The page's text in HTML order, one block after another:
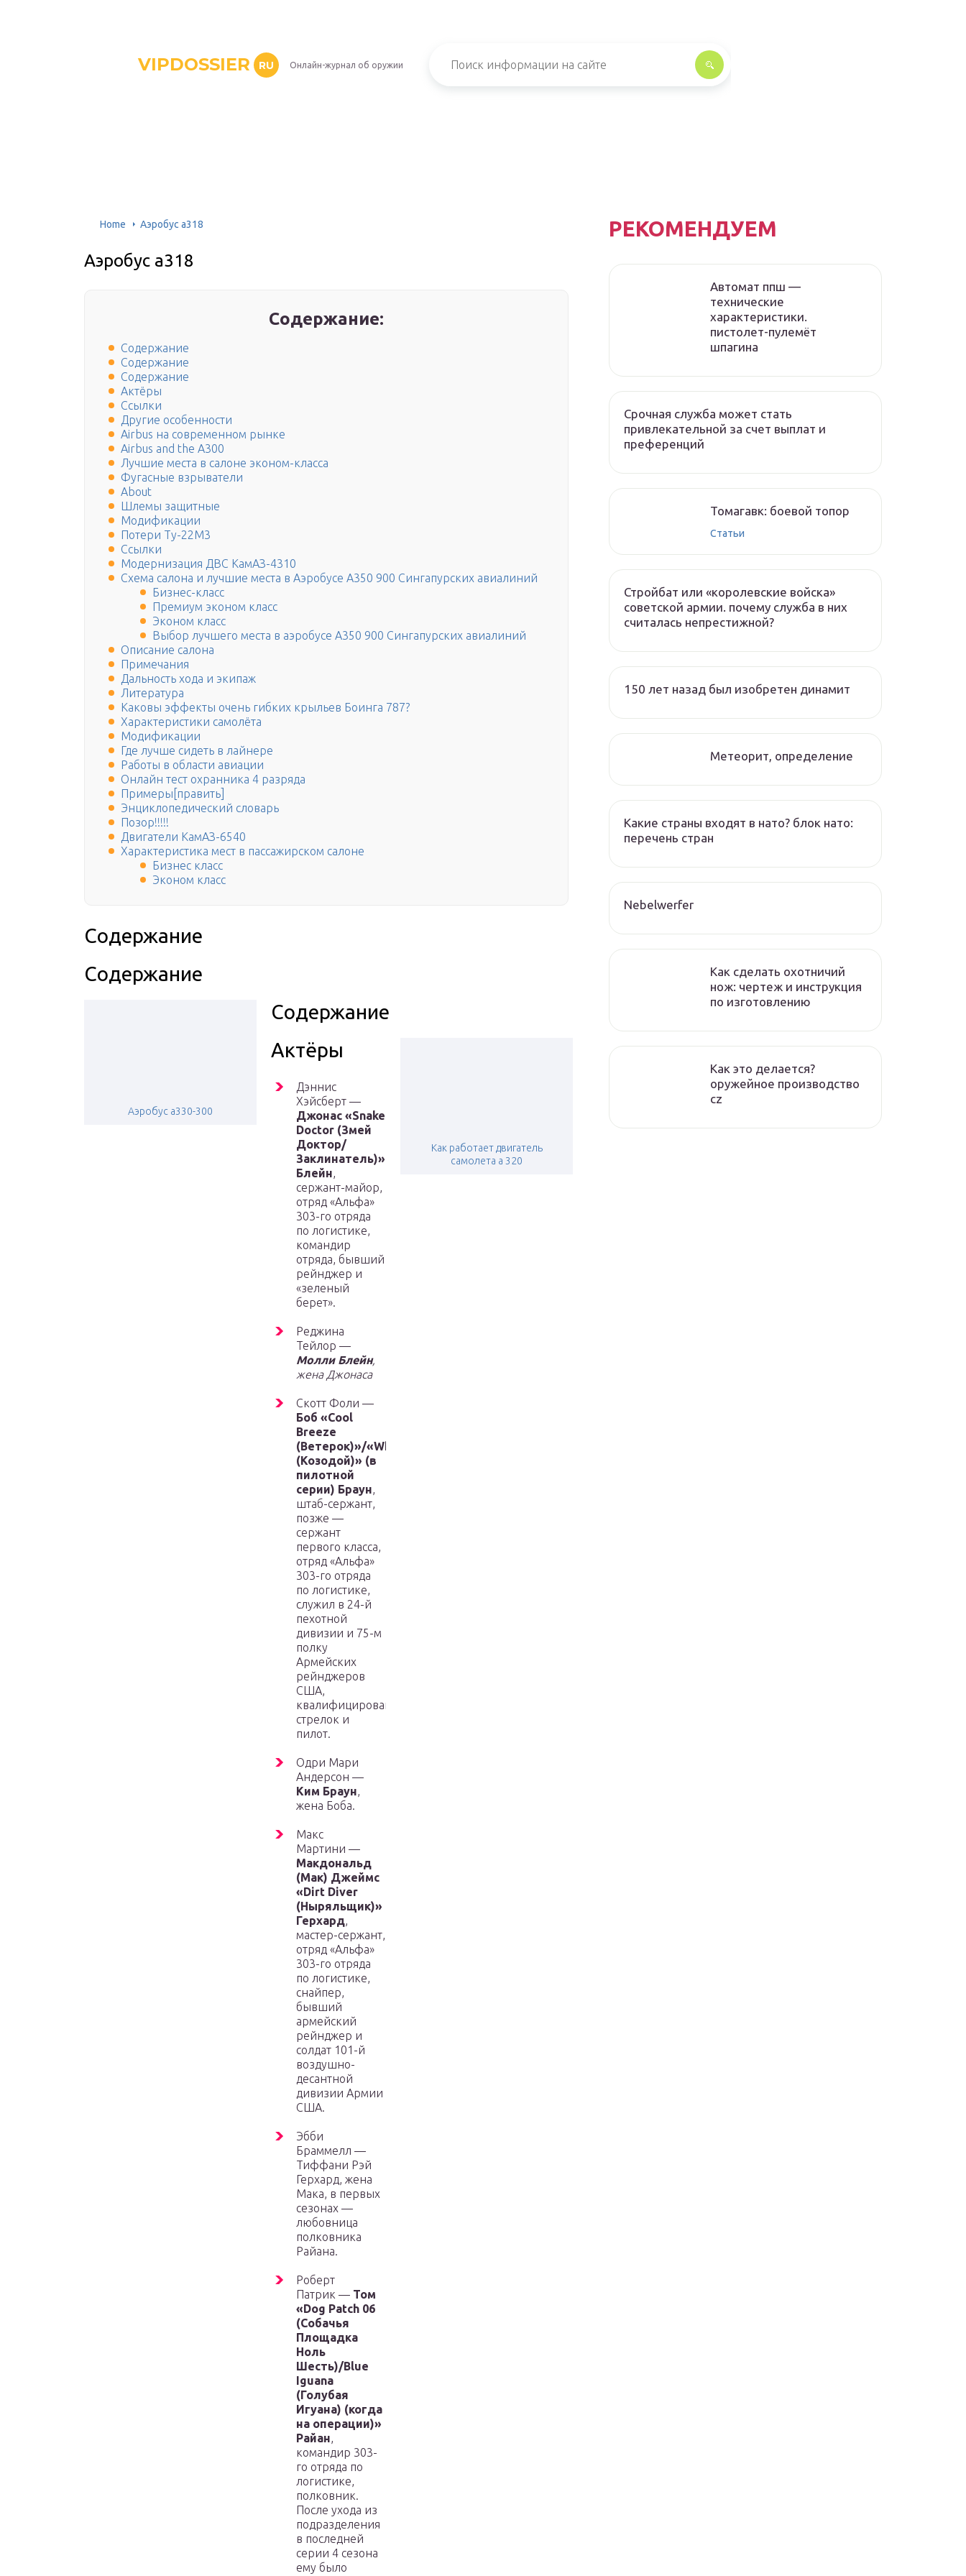
VIPDOSSIER RU Онлайн-журнал об оружии
Home Aэробус а318
Aэробус а318
Содержание:
Содержание
Содержание
Содержание
Актёры
Ссылки
Другие особенности
Airbus на современном рынке
Airbus and the A300
Лучшие места в салоне эконом-класса
Фугасные взрыватели
About
Шлемы защитные
Модификации
Потери Ту-22М3
Ссылки
Модернизация ДВС КамАЗ-4310
Схема салона и лучшие места в Аэробусе А350 900 Сингапурских авиалиний
Бизнес-класс
Премиум эконом класс
Эконом класс
Выбор лучшего места в аэробусе A350 900 Сингапурских авиалиний
Описание салона
Примечания
Дальность хода и экипаж
Литература
Каковы эффекты очень гибких крыльев Боинга 787?
Характеристики самолёта
Модификации
Где лучше сидеть в лайнере
Работы в области авиации
Онлайн тест охранника 4 разряда
Примеры[править]
Энциклопедический словарь
Позор!!!!!
Двигатели КамАЗ-6540
Характеристика мест в пассажирском салоне
Бизнес класс
Эконом класс
Содержание
Содержание
Аэробус а330-300
Содержание
Как работает двигатель
самолета а 320
Актёры
Дэннис
Хэйсберт —
Джонас «Snake
Doctor (Змей
Доктор/
Заклинатель)»
Блейн,
сержант-майор,
отряд «Альфа»
303-го отряда
по логистике,
командир
отряда, бывший
рейнджер и
«зеленый
берет».
Реджина
Тейлор —
Молли Блейн,
жена Джонаса
Скотт Фоли —
Боб «Cool
Breeze
(Ветерок)»/«Whipporwill
(Козодой)» (в
пилотной
серии) Браун,
штаб-сержант,
позже —
сержант
первого класса,
отряд «Альфа»
303-го отряда
по логистике,
служил в 24-й
пехотной
дивизии и 75-м
полку
Армейских
рейнджеров
США,
квалифицированный
стрелок и
пилот.
Одри Мари
Андерсон —
Ким Браун,
жена Боба.
Макс
Мартини —
Макдональд
(Мак) Джеймс
«Dirt Diver
(Ныряльщик)»
Герхард,
мастер-сержант,
отряд «Альфа»
303-го отряда
по логистике,
снайпер,
бывший
армейский
рейнджер и
солдат 101-й
воздушно-
десантной
дивизии Армии
США.
Эбби
Браммелл —
Тиффани Рэй
Герхард, жена
Мака, в первых
сезонах —
любовница
полковника
Райана.
Роберт
Патрик — Том
«Dog Patch 06
(Собачья
Площадка
Ноль
Шесть)/Blue
Iguana
(Голубая
Игуана) (когда
на операции)»
Райан,
командир 303-
го отряда по
логистике,
полковник.
После ухода из
подразделения
в последней
серии 4 сезона
ему было
РЕКОМЕНДУЕМ
Автомат ппш —
технические
характеристики.
пистолет-пулемёт
шпагина
Срочная служба может стать
привлекательной за счет выплат и
преференций
Томагавк: боевой топор
Статьи
Стройбат или «королевские войска»
советской армии. почему служба в них
считалась непрестижной?
150 лет назад был изобретен динамит
Метеорит, определение
Какие страны входят в нато? блок нато:
перечень стран
Nebelwerfer
Как сделать охотничий
нож: чертеж и инструкция
по изготовлению
Как это делается?
оружейное производство
cz